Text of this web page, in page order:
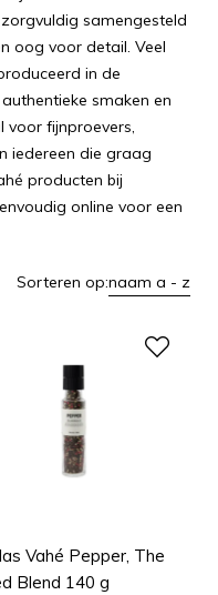
samengesteld
oog voor detail. Veel
in de
smaken en
voor fijnproevers,
iedereen die graag
producten bij
online voor een
Sorteren op:naam a - z
Vahé Pepper, The
Blend 140 g